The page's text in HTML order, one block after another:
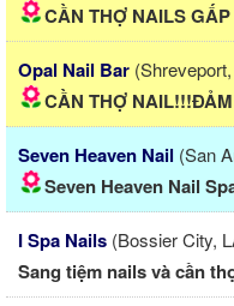
CẦN THỢ NAILS
Opal Nail Bar
CẦN THỢ
Seven Heaven Nail (San
Seven Heaven Nail
I Spa Nails (Bossier City,
Sang tiệm nails và cần